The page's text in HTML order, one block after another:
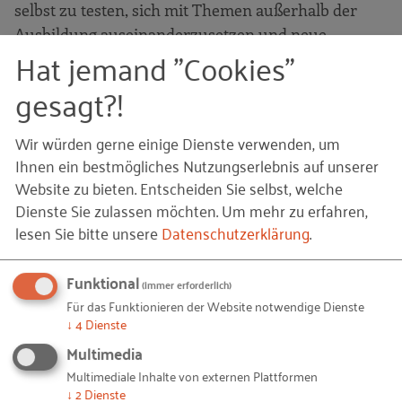
selbst zu testen, sich mit Themen außerhalb der
Ausbildung auseinanderzusetzen und neue
Erfahrungen zu sammeln“, resümiert sie jedoch.
Der Schlüssel zum Erfolg war das gemeinsame
Arbeiten am Projekt.
Sie selbst ebenso wie ihre Ausbilderin sehen einen
Kompetenzgewinn im Umgang mit digitalen
Medien, in der Selbstorganisation, beim Verständnis
von Prozessen und Abläufen sowie der
Interaktionsfähigkeit. So gewinnt das Unternehmen
genauso wie die Auszubildende.
Bildquellen und Copyright-Hinweise
© Ajwad Creative; Manuel Dorn /
© NRICHED/ Verwendung mit freundlicher Genehmigung im Rahmen des ZZA-Projekts,
Regionales Zukunftszentrum Nord / Privat/Non-kommerziell –
Workshop_RZ_Nord_NRICHED.jpg
© © Priceless Moments Burgenlandhochzeit – Verwendung mit freundlicher
Hat jemand "Cookies"
gesagt?!
Wir würden gerne einige Dienste verwenden, um
Ihnen ein bestmögliches Nutzungserlebnis auf unserer
Website zu bieten. Entscheiden Sie selbst, welche
Dienste Sie zulassen möchten.Um mehr zu erfahren,
lesen Sie bitte unsereDatenschutzerklärung.
Funktional(immer erforderlich)
Für das Funktionieren der Website notwendige Dienste
↓ 4Dienste
Multimedia
Multimediale Inhalte von externen Plattformen
↓ 2Dienste